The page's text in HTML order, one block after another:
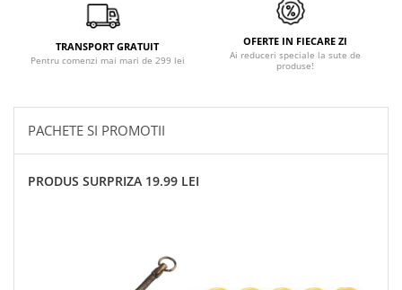
TRANSPORT GRATUIT
Pentru comenzi mai mari de 299 lei
OFERTE IN FIECARE ZI
Ai reduceri speciale la sute de
produse!
PACHETE SI PROMOTII
PRODUS SURPRIZA 19.99 LEI